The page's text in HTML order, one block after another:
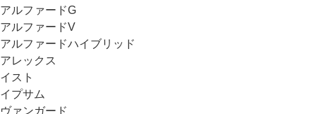
アルファードG
アルファードV
アルファードハイブリッド
アレックス
イスト
イプサム
ヴァンガード